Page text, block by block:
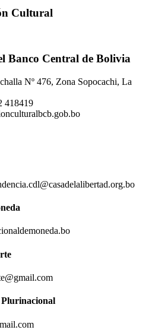
Cultural
Banco Central de Bolivia
Nº 476, Zona Sopocachi, La
418419